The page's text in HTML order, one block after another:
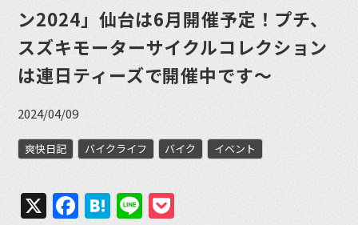
ン2024」仙台は6月開催予定！プチ、
スズキモーターサイクルコレクション
は連日ティーズで開催中です〜
2024/04/09
爽快日記 バイクライフ バイク イベント
X Facebook
Hatena
Line